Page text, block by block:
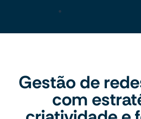
Gestão de
com